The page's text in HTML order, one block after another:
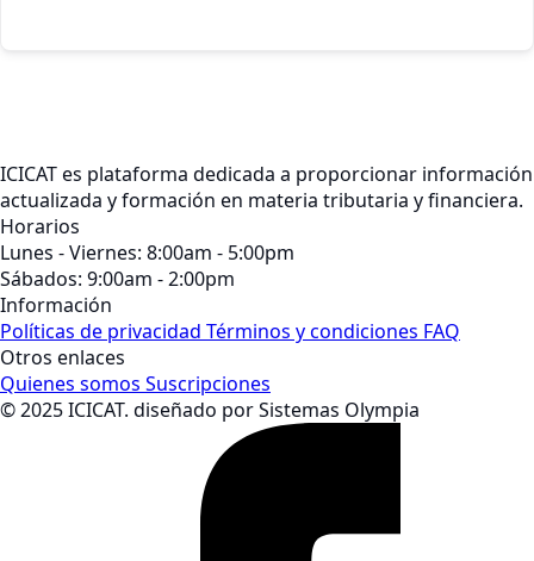
ICICAT es plataforma dedicada a proporcionar información
actualizada y formación en materia tributaria y financiera.
Horarios
Lunes - Viernes: 8:00am - 5:00pm
Sábados: 9:00am - 2:00pm
Información
Políticas de privacidad Términos y condiciones FAQ
Otros enlaces
Quienes somos Suscripciones
© 2025 ICICAT. diseñado por Sistemas Olympia